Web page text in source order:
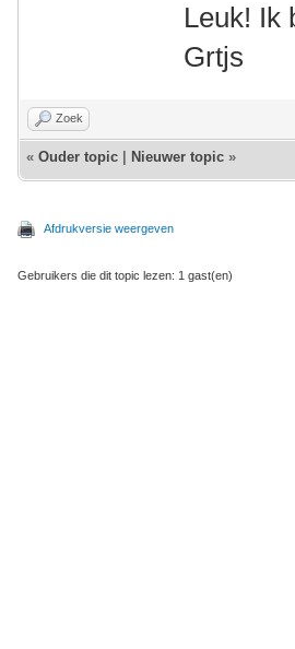
Leuk! Ik
Grtjs
Zoek
« Ouder topic Nieuwer topic »
Afdrukversie weergeven
Gebruikers die dit topic lezen: 1 gast(en)